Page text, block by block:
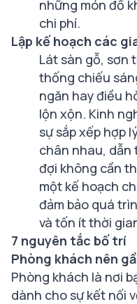
những món đồ
chi phí.
Lập kế hoạch các
Lát sàn gỗ, sơn
thống chiếu
ngăn hay điều
lộn xộn. Kinh
sự sắp xếp hợp
chân nhau, dẫn
đợi không cần
một kế hoạch
đảm bảo quá
và tốn ít thời
7 nguyên tắc bố trí
Phòng khách nên
Phòng khách là nơi
dành cho sự kết nối